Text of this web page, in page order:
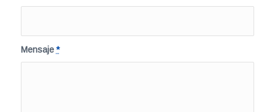
Mensaje*